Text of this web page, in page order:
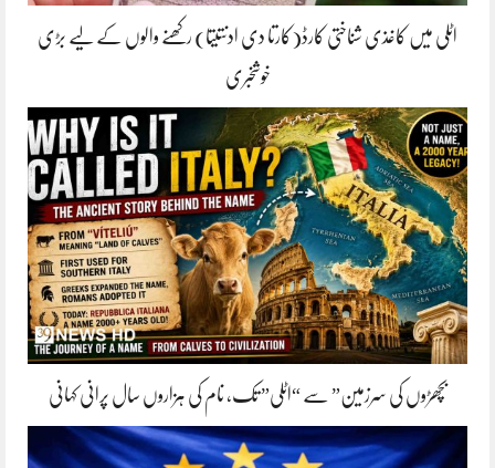
اٹلی میں کاغذی شناختی کارڈ(کارتا دی ادنتیتا) رکھنے والوں کے لیے بڑی
خوشخبری
بچھڑوں کی سرزمین” سے “اٹلی” تک، نام کی ہزاروں سال پرانی کہانی